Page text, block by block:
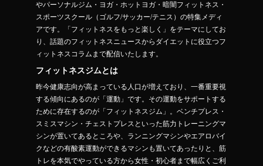
やパーソナルジム・ヨガ・ホットヨガ・暗闇フィットネス・
スポーツスクール（ゴルフ/サッカー/テニス）の特集メディ
アです。「フィットネスをもっと楽しく」をテーマにしてお
り、話題のフィットネスニュースからダイエットに役立つフ
ィットネスコラムまで配信いたします。
フィットネスジムとは
昨今健康志向が高まっている人口が増えており、一番重要視
する傾向にあるのが「運動」です。その運動をサポートする
ために存在するのが「フィットネスジム」。ベンチプレス・
スミスマシン・チェストプレスといった筋力トレーニングマ
シンが置いてあるところや、ランニングマシンやエアロバイ
クなどの有酸素運動ができるマシンも置いてあったりと、筋
トレを本気でやっている方から女性・初心者まで幅広くご利